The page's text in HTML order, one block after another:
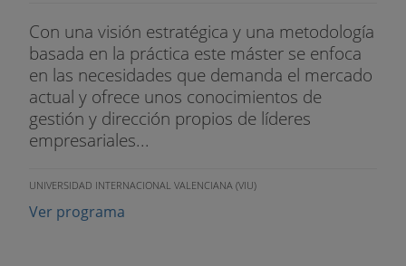
Con una visión estratégica y una metodología
basada en la práctica este máster se enfoca
en las necesidades que demanda el mercado
actual y ofrece unos conocimientos de
gestión y dirección propios de líderes
empresariales...
UNIVERSIDAD INTERNACIONAL VALENCIANA (VIU)
Ver programa